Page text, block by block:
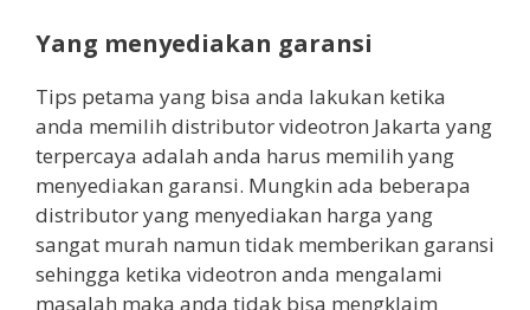
Yang menyediakan garansi
Tips petama yang bisa anda lakukan ketika
anda memilih distributor videotron Jakarta yang
terpercaya adalah anda harus memilih yang
menyediakan garansi. Mungkin ada beberapa
distributor yang menyediakan harga yang
sangat murah namun tidak memberikan garansi
sehingga ketika videotron anda mengalami
masalah maka anda tidak bisa mengklaim